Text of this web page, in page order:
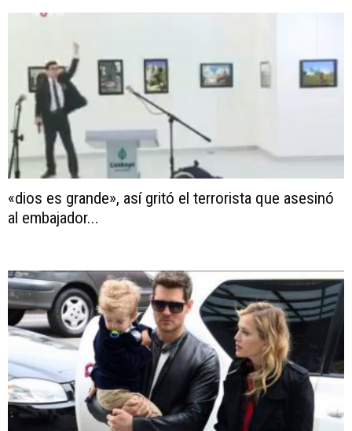
«dios es grande», así gritó el terrorista que asesinó
al embajador...